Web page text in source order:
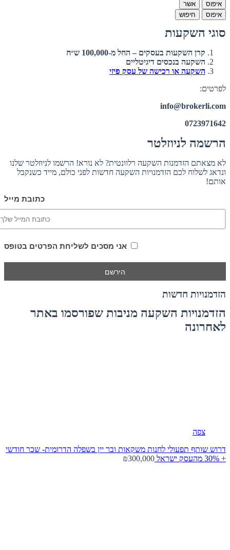
איפוס
אשר
איפוס
חיפוש
סוגי השקעות
קרן השקעות בעסקים – החל מ-100,000 ש״ח
השקעה בנכסים דיגיטליים
השקעה או רכישה של עסק פיזי
לפרטים:
info@brokerli.com
0723971642
הרשמה לניוזלטר
לא מצאתם הזדמנות השקעה רלוונטית? לא נורא! הרשמו לניוזלטר שלנו
ונדאג לשלוח לכם הזדמנויות השקעה חדשות לפני כולם, מייד כשנקבל
אותם!
כתובת מייל
אני מסכים לשליחת הפרטים בטופס
הזדמנויות חדשות
הזדמנויות השקעה מניבות שפורסמו באתר
לאחרונה
צפה
דרוש שותף תפעולי לחנות משקאות ובר יין בשפלה הדרומית- שכר חודשי
+ 30% מהעסק
ישראל ₪300,000